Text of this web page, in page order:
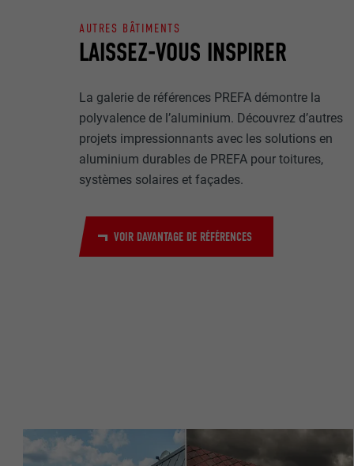
LAISSEZ-VOUS INSPIRER
AUTRES BÂTIMENTS
La galerie de références PREFA démontre la
polyvalence de l’aluminium. Découvrez d’autres
projets impressionnants avec les solutions en
aluminium durables de PREFA pour toitures,
systèmes solaires et façades.
VOIR DAVANTAGE DE RÉFÉRENCES
NOM
EXPIRATION
UTILITÉ
MARKETING
Les cookies «
annonceurs
visiteurs à
plateformes